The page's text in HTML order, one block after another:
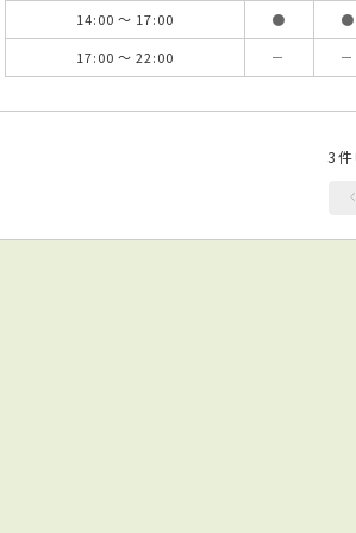
14:00 ～ 17:00
● ●
17:00 ～ 22:00
－ －
3